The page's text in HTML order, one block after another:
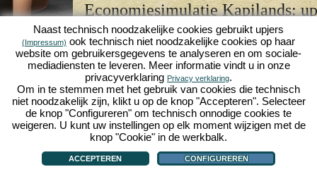
Economiesimulatie Kapilands:
browserspellegende
Kapilands is een van de bestebrowserspellenvan
retrogamevoor fans van economiesimulaties. Het
werd ooit uitgeroepen tot "MMO van het jaar" en is
een genot voor fans van strategische
online
je eigen zakenimperium opbouwen en carrière
economiesimulaties!
Naast technisch noodzakelijke cookies gebruikt upjers
(Impressum) ook technisch niet noodzakelijke cookies op haar
website om gebruikersgegevens te analyseren en om sociale-
mediadiensten te leveren. Meer informatie vindt u in onze
privacyverklaring Privacy verklaring.
Om in te stemmen met het gebruik van cookies die technisch
niet noodzakelijk zijn, klikt u op de knop "Accepteren". Selecteer
de knop "Configureren" om technisch onnodige cookies te
weigeren. U kunt uw instellingen op elk moment wijzigen met de
knop "Cookie" in de werkbalk.
ACCEPTEREN CONFIGUREREN